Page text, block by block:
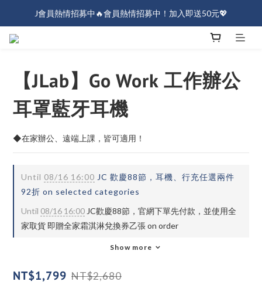
J會員熱情招募中🔥會員熱情招募中！加入即送50元💖
J會員熱情招募中🔥會員熱情招募中！加入即送50元💖
【JLab】Go Work 工作辦公
耳罩藍牙耳機
◆在家辦公、遠端上課，皆可適用！
Until 08/16 16:00 JC 歡慶88節，耳機、行充任選兩件
92折 on selected categories
Until 08/16 16:00JC歡慶88節，官網下單先付款，並使用全
家取貨 即贈全家霜淇淋兌換券乙張 on order
Show more
NT$1,799 NT$2,680